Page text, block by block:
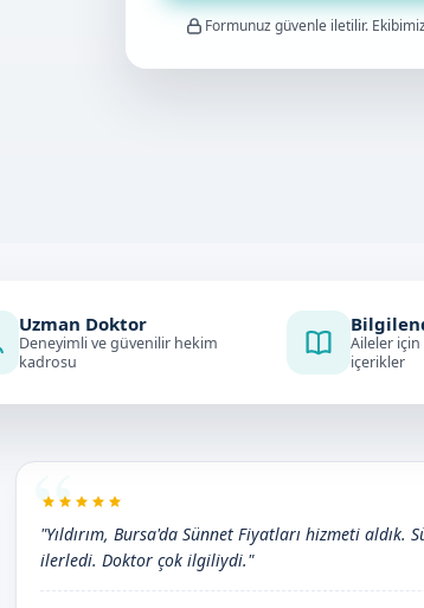
Formunuz güvenle iletilir.
Uzman Doktor
Deneyimli ve güvenilir hekim
kadrosu
Aileler için
içerikler
"Yıldırım, Bursa'da Sünnet Fiyatları hizmeti aldık.
ilerledi. Doktor çok ilgiliydi."